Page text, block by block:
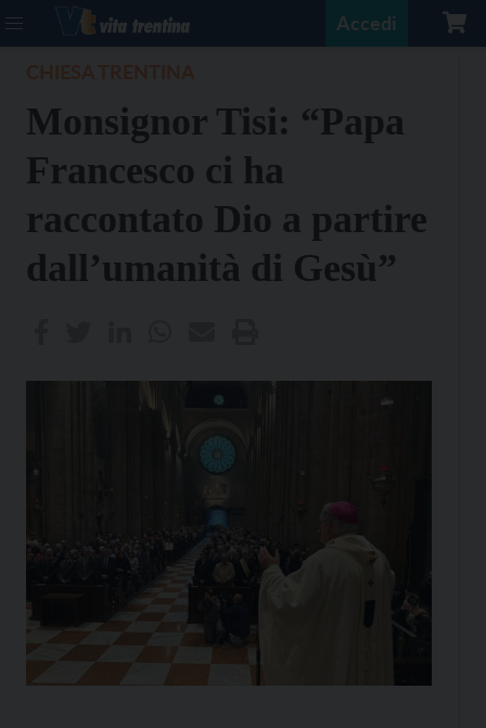
Accedi
Monsignor Tisi: “Papa
Francesco ci ha
raccontato Dio a partire
dall’umanità di Gesù”